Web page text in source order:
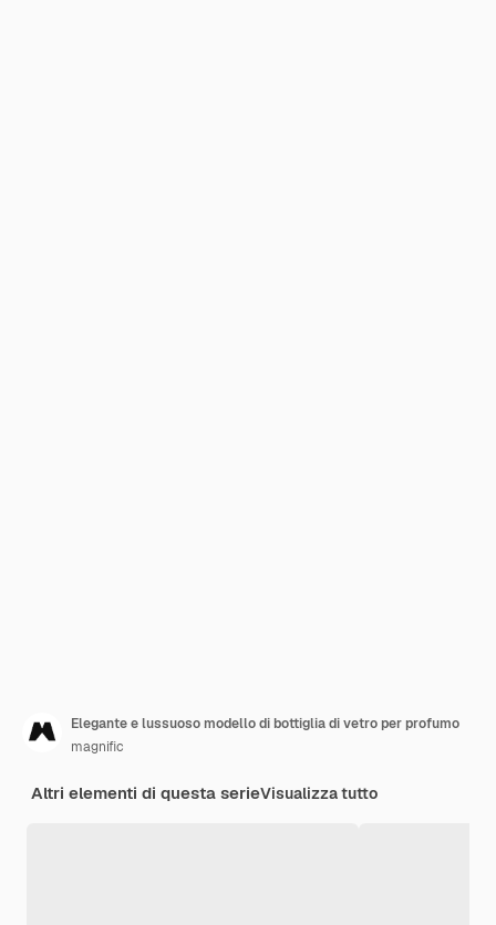
Elegante e lussuoso modello di bottiglia di vetro per profumo
magnific
Altri elementi di questa serieVisualizza tutto